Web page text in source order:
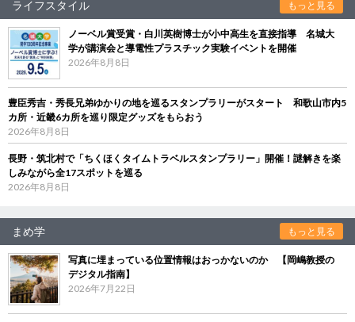
ライフスタイル もっと見る
ノーベル賞受賞・白川英樹博士が小中高生を直接指導 名城大
学が講演会と導電性プラスチック実験イベントを開催
2026年8月8日
豊臣秀吉・秀長兄弟ゆかりの地を巡るスタンプラリーがスタート 和歌山市内5
カ所・近畿6カ所を巡り限定グッズをもらおう
2026年8月8日
長野・筑北村で「ちくほくタイムトラベルスタンプラリー」開催！謎解きを楽
しみながら全17スポットを巡る
2026年8月8日
まめ学 もっと見る
写真に埋まっている位置情報はおっかないのか 【岡嶋教授の
デジタル指南】
2026年7月22日